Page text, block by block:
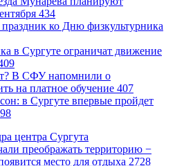
434
ко Дню физкультурника
в Сургуте ограничат движение
В СФУ напомнили о
на платное обучение 407
в Сургуте впервые пройдет
центра Сургута
преображать территорию −
место для отдыха 2728